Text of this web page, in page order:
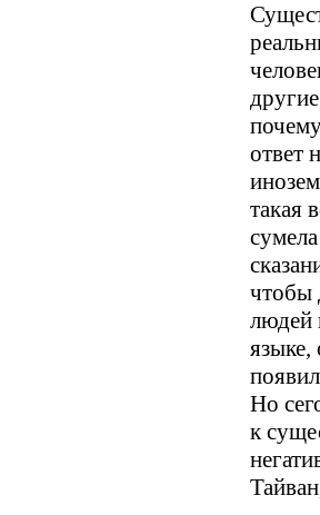
ответ
такая
чтобы
людей
языке,
Но
к